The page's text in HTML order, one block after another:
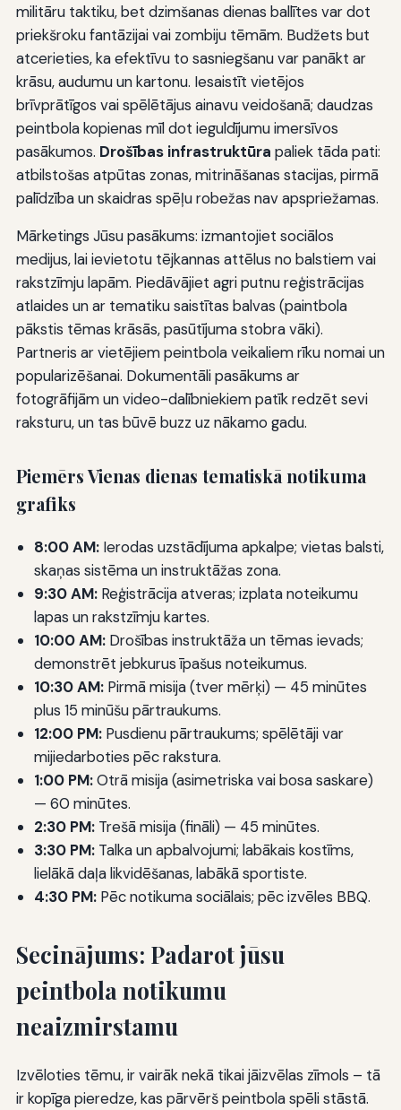
militāru taktiku, bet dzimšanas dienas ballītes var dot
priekšroku fantāzijai vai zombiju tēmām. Budžets but
atcerieties, ka efektīvu to sasniegšanu var panākt ar
krāsu, audumu un kartonu. Iesaistīt vietējos
brīvprātīgos vai spēlētājus ainavu veidošanā; daudzas
peintbola kopienas mīl dot ieguldījumu imersīvos
pasākumos. Drošības infrastruktūra paliek tāda pati:
atbilstošas atpūtas zonas, mitrināšanas stacijas, pirmā
palīdzība un skaidras spēļu robežas nav apspriežamas.
Mārketings Jūsu pasākums: izmantojiet sociālos
medijus, lai ievietotu tējkannas attēlus no balstiem vai
rakstzīmju lapām. Piedāvājiet agri putnu reģistrācijas
atlaides un ar tematiku saistītas balvas (paintbola
pākstis tēmas krāsās, pasūtījuma stobra vāki).
Partneris ar vietējiem peintbola veikaliem rīku nomai un
popularizēšanai. Dokumentāli pasākums ar
fotogrāfijām un video-dalībniekiem patīk redzēt sevi
raksturu, un tas būvē buzz uz nākamo gadu.
Piemērs Vienas dienas tematiskā notikuma
grafiks
8:00 AM:Ierodas uzstādījuma apkalpe; vietas balsti,
skaņas sistēma un instruktāžas zona.
9:30 AM:Reģistrācija atveras; izplata noteikumu
lapas un rakstzīmju kartes.
10:00 AM:Drošības instruktāža un tēmas ievads;
demonstrēt jebkurus īpašus noteikumus.
10:30 AM:Pirmā misija (tver mērķi) — 45 minūtes
plus 15 minūšu pārtraukums.
12:00 PM:Pusdienu pārtraukums; spēlētāji var
mijiedarboties pēc rakstura.
1:00 PM:Otrā misija (asimetriska vai bosa saskare)
— 60 minūtes.
2:30 PM:Trešā misija (fināli) — 45 minūtes.
3:30 PM:Talka un apbalvojumi; labākais kostīms,
lielākā daļa likvidēšanas, labākā sportiste.
4:30 PM:Pēc notikuma sociālais; pēc izvēles BBQ.
Secinājums: Padarot jūsu
peintbola notikumu
neaizmirstamu
Izvēloties tēmu, ir vairāk nekā tikai jāizvēlas zīmols – tā
ir kopīga pieredze, kas pārvērš peintbola spēli stāstā.